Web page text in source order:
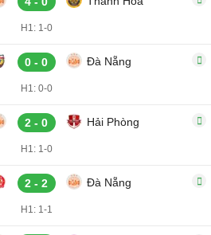
H1: 1-0
0 - 0 Đà Nẵng
H1: 0-0
2 - 0 Hải Phòng
H1: 1-0
2 - 2 Đà Nẵng
H1: 1-1